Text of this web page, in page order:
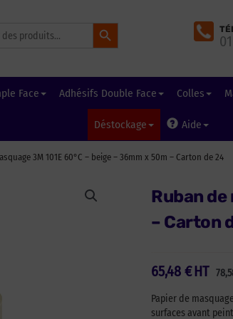
Search Button
Face Adhésifs Double Face Colles
Déstockage Aide
3M 101E 60°C – beige – 36mm x 50m – Carton de 24
Ruban de
– Carton
65,48 € HT
Papier de
surfaces avant